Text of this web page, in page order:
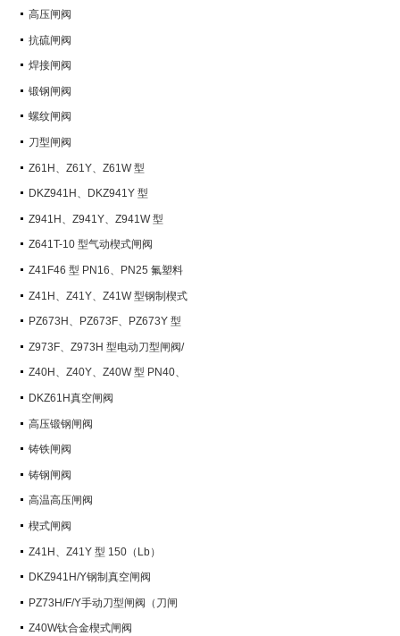
高压闸阀
抗硫闸阀
焊接闸阀
锻钢闸阀
螺纹闸阀
刀型闸阀
Z61H、Z61Y、Z61W 型
PN100~PN160 承插焊楔式闸阀
DKZ941H、DKZ941Y 型
PN10~PN100 钢制真空闸阀
Z941H、Z941Y、Z941W 型
PN100~PN200 钢制电动楔式闸阀
Z641T-10 型气动楔式闸阀
Z41F46 型 PN16、PN25 氟塑料
衬里楔式闸阀
Z41H、Z41Y、Z41W 型钢制楔式
闸阀PZ673H、PZ673F、PZ673Y 型
气动刀型闸阀/刀闸阀
Z973F、Z973H 型电动刀型闸阀/
刀闸阀
Z40H、Z40Y、Z40W 型 PN40、
PN63 钢制楔式闸阀
DKZ61H真空闸阀
高压锻钢闸阀
铸铁闸阀
铸钢闸阀
高温高压闸阀
楔式闸阀
Z41H、Z41Y 型 150（Lb）
~600（Lb） 钢制楔式闸阀
DKZ941H/Y钢制真空闸阀
PZ73H/F/Y手动刀型闸阀（刀闸
阀）Z40W钛合金楔式闸阀